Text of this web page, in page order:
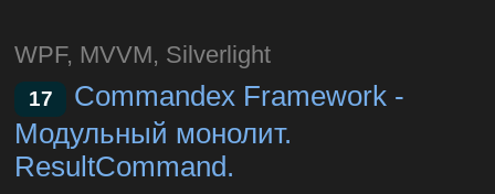
WPF, MVVM, Silverlight
17
Commandex Framework -
Модульный монолит.
ResultCommand.